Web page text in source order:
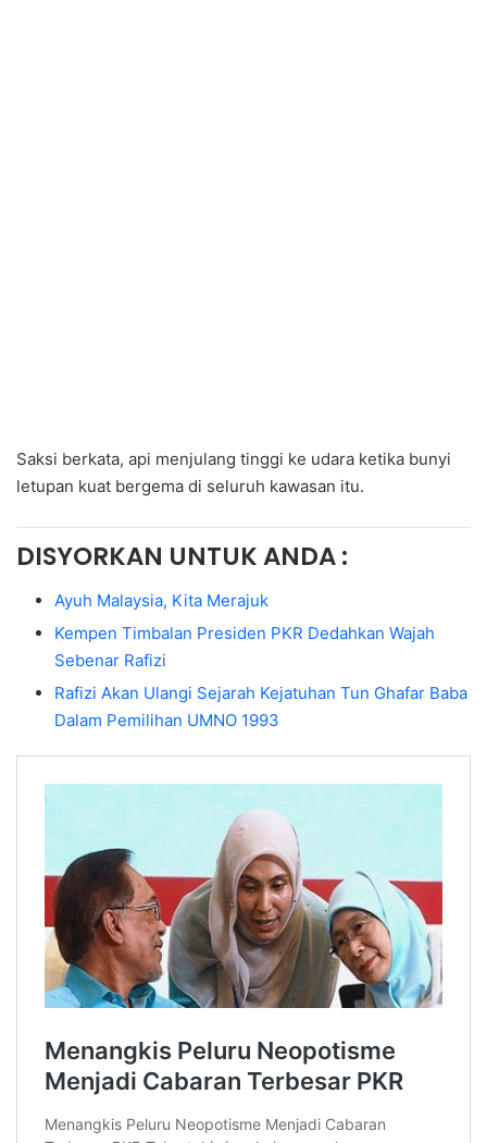
Saksi berkata, api menjulang tinggi ke udara ketika bunyi
letupan kuat bergema di seluruh kawasan itu.
DISYORKAN UNTUK ANDA :
Ayuh Malaysia, Kita Merajuk
Kempen Timbalan Presiden PKR Dedahkan Wajah
Sebenar Rafizi
Rafizi Akan Ulangi Sejarah Kejatuhan Tun Ghafar Baba
Dalam Pemilihan UMNO 1993